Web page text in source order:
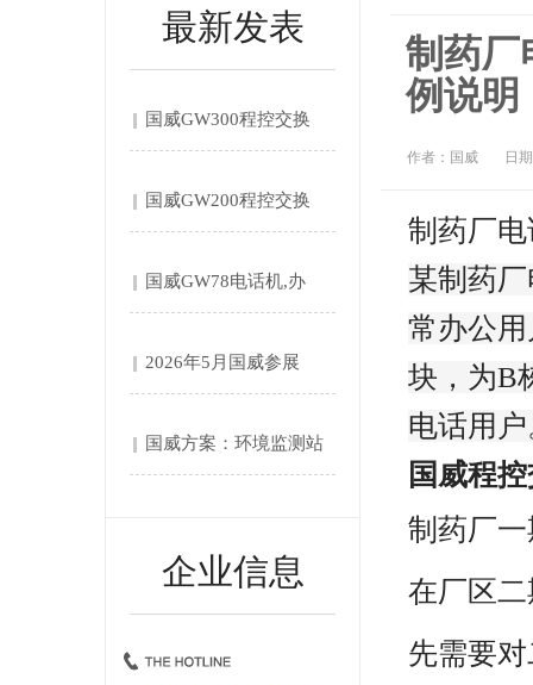
最新发表
国威GW300程控交换
国威GW200程控交换
国威GW78电话机,办
2026年5月国威参展
国威方案：环境监测站‌
企业信息
制药厂
例说明
作者：国威 日
制药厂
某制药
常办公
块，为B
电话用
国威程
制药厂
在厂区
先需要